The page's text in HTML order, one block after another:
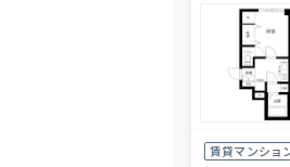
賃貸マンショ